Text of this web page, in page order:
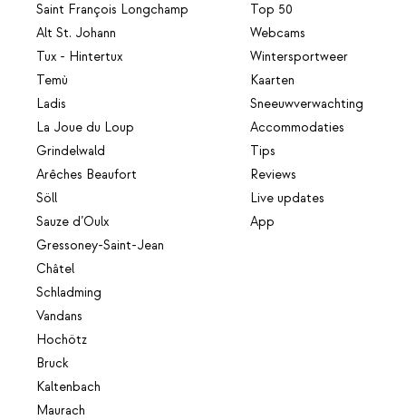
Saint François Longchamp
Alt St. Johann
Tux - Hintertux
Temù
Ladis
La Joue du Loup
Grindelwald
Arêches Beaufort
Söll
Sauze d’Oulx
Gressoney-Saint-Jean
Châtel
Schladming
Vandans
Hochötz
Bruck
Kaltenbach
Maurach
Top 50
Webcams
Wintersportweer
Kaarten
Sneeuwverwachting
Accommodaties
Tips
Reviews
Live updates
App